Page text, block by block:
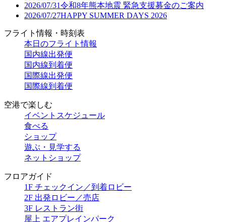
2026/07/31令和8年熊本地震 緊急支援募金のご案内
2026/07/27HAPPY SUMMER DAYS 2026
フライト情報・時刻表
本日のフライト情報
国内線出発便
国内線到着便
国際線出発便
国際線到着便
空港で楽しむ
イベントスケジュール
食べる
ショップ
遊ぶ・見学する
ネットショップ
フロアガイド
1F チェックイン／到着ロビー
2F 出発ロビー／売店
3F レストラン街
屋上 エアプレインパーク